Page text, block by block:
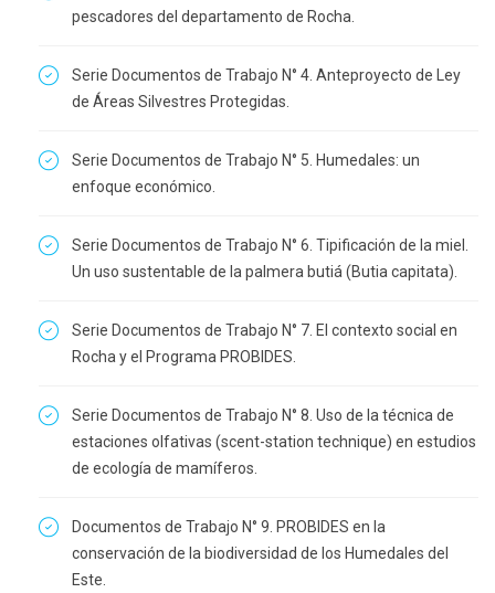
pescadores del departamento de Rocha.
Serie Documentos de Trabajo N° 4. Anteproyecto de Ley
de Áreas Silvestres Protegidas.
Serie Documentos de Trabajo N° 5. Humedales: un
enfoque económico.
Serie Documentos de Trabajo N° 6. Tipificación de la miel.
Un uso sustentable de la palmera butiá (Butia capitata).
Serie Documentos de Trabajo N° 7. El contexto social en
Rocha y el Programa PROBIDES.
Serie Documentos de Trabajo N° 8. Uso de la técnica de
estaciones olfativas (scent-station technique) en estudios
de ecología de mamíferos.
Documentos de Trabajo N° 9. PROBIDES en la
conservación de la biodiversidad de los Humedales del
Este.